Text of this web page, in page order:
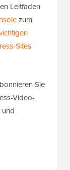
Leitfaden
zum
Sites
Sie
Video-
und